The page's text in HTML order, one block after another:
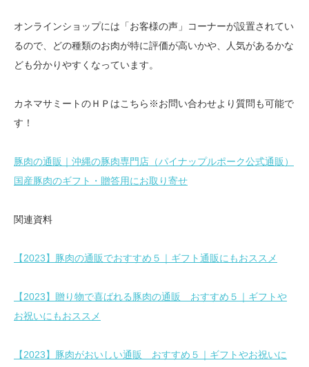
オンラインショップには「お客様の声」コーナーが設置されてい
るので、どの種類のお肉が特に評価が高いかや、人気があるかな
ども分かりやすくなっています。
カネマサミートのＨＰはこちら※お問い合わせより質問も可能で
す！
豚肉の通販｜沖縄の豚肉専門店（パイナップルポーク公式通販）
国産豚肉のギフト・贈答用にお取り寄せ
関連資料
【2023】豚肉の通販でおすすめ５｜ギフト通販にもおススメ
【2023】贈り物で喜ばれる豚肉の通販 おすすめ５｜ギフトや
お祝いにもおススメ
【2023】豚肉がおいしい通販 おすすめ５｜ギフトやお祝いに